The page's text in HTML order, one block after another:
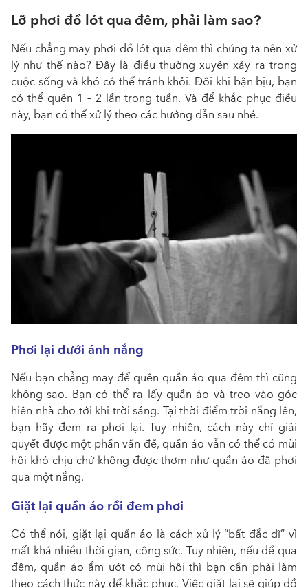
Lỡ phơi đồ lót qua đêm, phải làm sao?
Nếu chẳng may phơi đồ lót qua đêm thì chúng ta nên xử
lý như thế nào? Đây là điều thường xuyên xảy ra trong
cuộc sống và khó có thể tránh khỏi. Đôi khi bận bịu, bạn
có thể quên 1 – 2 lần trong tuần. Và để khắc phục điều
này, bạn có thể xử lý theo các hướng dẫn sau nhé.
Phơi lại dưới ánh nắng
Nếu bạn chẳng may để quên quần áo qua đêm thì cũng
không sao. Bạn có thể ra lấy quần áo và treo vào góc
hiên nhà cho tới khi trời sáng. Tại thời điểm trời nắng lên,
bạn hãy đem ra phơi lại. Tuy nhiên, cách này chỉ giải
quyết được một phần vấn đề, quần áo vẫn có thể có mùi
hôi khó chịu chứ không được thơm như quần áo đã phơi
qua một nắng.
Giặt lại quần áo rồi đem phơi
Có thể nói, giặt lại quần áo là cách xử lý “bất đắc dĩ” vì
mất khá nhiều thời gian, công sức. Tuy nhiên, nếu để qua
đêm, quần áo ẩm ướt có mùi hôi thì bạn cần phải làm
theo cách thức này để khắc phục. Việc giặt lại sẽ giúp đồ